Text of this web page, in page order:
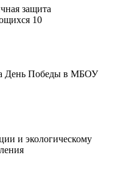
защита
10
День Победы в МБОУ
и экологическому